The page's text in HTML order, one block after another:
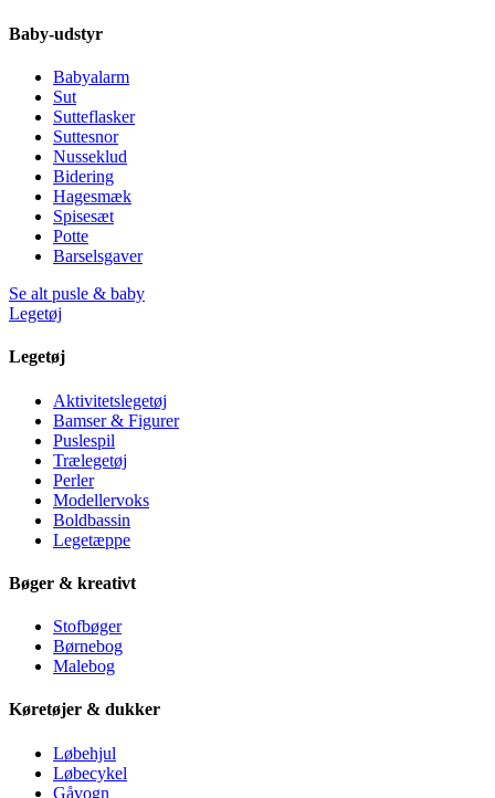
Baby-udstyr
Babyalarm
Sut
Sutteflasker
Suttesnor
Nusseklud
Bidering
Hagesmæk
Spisesæt
Potte
Barselsgaver
Se alt pusle & baby
Legetøj
Legetøj
Aktivitetslegetøj
Bamser & Figurer
Puslespil
Trælegetøj
Perler
Modellervoks
Boldbassin
Legetæppe
Bøger & kreativt
Stofbøger
Børnebog
Malebog
Køretøjer & dukker
Løbehjul
Løbecykel
Gåvogn